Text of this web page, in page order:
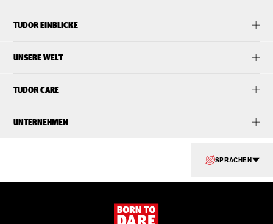
TUDOR EINBLICKE
UNSERE WELT
TUDOR CARE
UNTERNEHMEN
SPRACHEN